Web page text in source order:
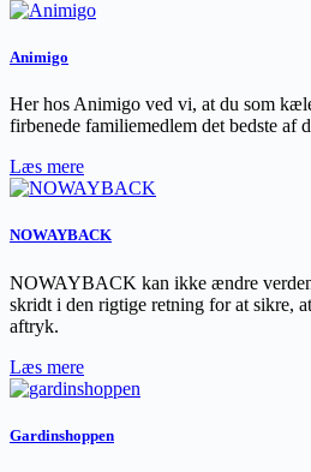
Animigo
Her hos Animigo ved vi, at du som
firbenede familiemedlem det bedste af
Læs mere
NOWAYBACK
NOWAYBACK kan ikke ændre verden
skridt i den rigtige retning for at sikre,
aftryk.
Læs mere
Gardinshoppen